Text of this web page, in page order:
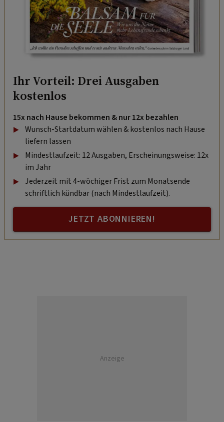
Ihr Vorteil: Drei Ausgaben
kostenlos
15x nach Hause bekommen & nur 12x bezahlen
Wunsch-Startdatum wählen & kostenlos nach Hause
liefern lassen
Mindestlaufzeit: 12 Ausgaben, Erscheinungsweise: 12x
im Jahr
Jederzeit mit 4-wöchiger Frist zum Monatsende
schriftlich kündbar (nach Mindestlaufzeit).
JETZT ABONNIEREN!
Anzeige